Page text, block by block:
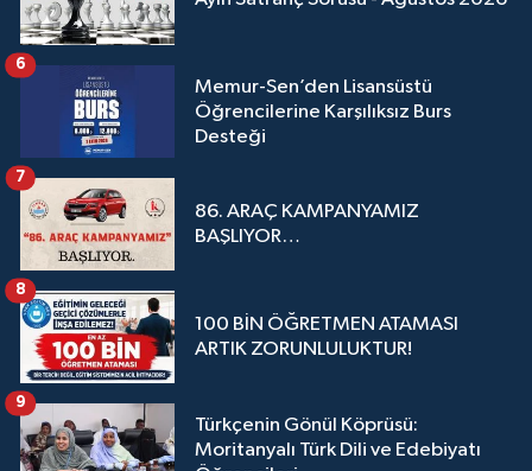
Memur-Sen’den Lisansüstü
Öğrencilerine Karşılıksız Burs
Desteği
6
86. ARAÇ KAMPANYAMIZ
BAŞLIYOR…
7
100 BİN ÖĞRETMEN ATAMASI
ARTIK ZORUNLULUKTUR!
8
Türkçenin Gönül Köprüsü:
Moritanyalı Türk Dili ve Edebiyatı
9